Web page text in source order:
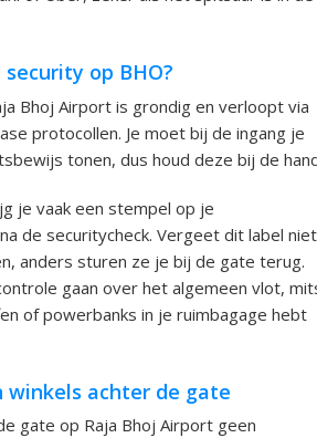
op BHO?
Bhoj Airport is grondig en verloopt via
protocollen. Je moet bij de ingang je
tonen, dus houd deze bij de
je vaak een stempel op je
de securitycheck. Vergeet dit label niet
anders sturen ze je bij de gate terug.
gaan over het algemeen vlot,
of powerbanks in je ruimbagage hebt
winkels achter de gate
gate op Raja Bhoj Airport geen